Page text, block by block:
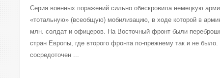
Серия военных поражений сильно обескровила немецкую
«тотальную» (всеобщую) мобилизацию, в ходе которой в
млн. солдат и офицеров. На Восточный фронт были
стран Европы, где второго фронта по-прежнему так и не
сосредоточен ...